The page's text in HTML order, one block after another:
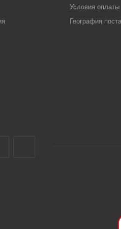
Условия оплаты
География